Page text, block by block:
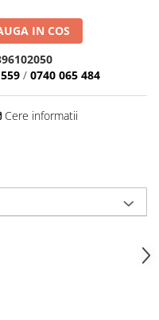
IN COS
/ 0740 065 484
Cere informatii